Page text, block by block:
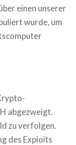
einen unserer
wurde, um
abgezweigt.
zu verfolgen.
des Exploits